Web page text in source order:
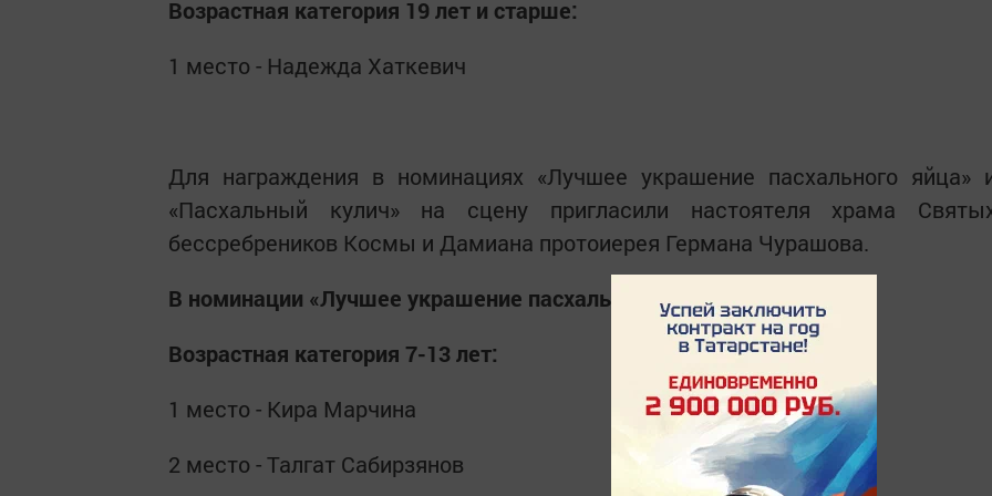
Возрастная категория 19 лет и старше:
1 место - Надежда Хаткевич
Для награждения в номинациях «Лучшее украшение пасхального яйца»
«Пасхальный кулич» на сцену пригласили настоятеля храма
бессребреников Космы и Дамиана протоиерея Германа Чурашова.
В номинации «Лучшее украшение пасхального яйца» стали:
Возрастная категория 7-13 лет:
1 место - Кира Марчина
2 место - Талгат Сабирзянов